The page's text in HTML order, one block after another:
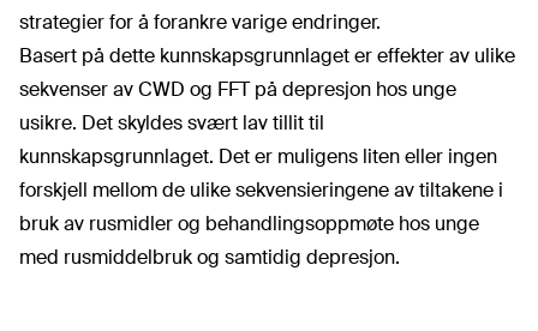
strategier for å forankre varige endringer.
Basert på dette kunnskapsgrunnlaget er effekter av ulike
sekvenser av CWD og FFT på depresjon hos unge
usikre. Det skyldes svært lav tillit til
kunnskapsgrunnlaget. Det er muligens liten eller ingen
forskjell mellom de ulike sekvensieringene av tiltakene i
bruk av rusmidler og behandlingsoppmøte hos unge
med rusmiddelbruk og samtidig depresjon.